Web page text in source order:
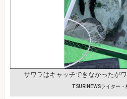
サワラはキャッチできなかったが
TSURINEWSライター・